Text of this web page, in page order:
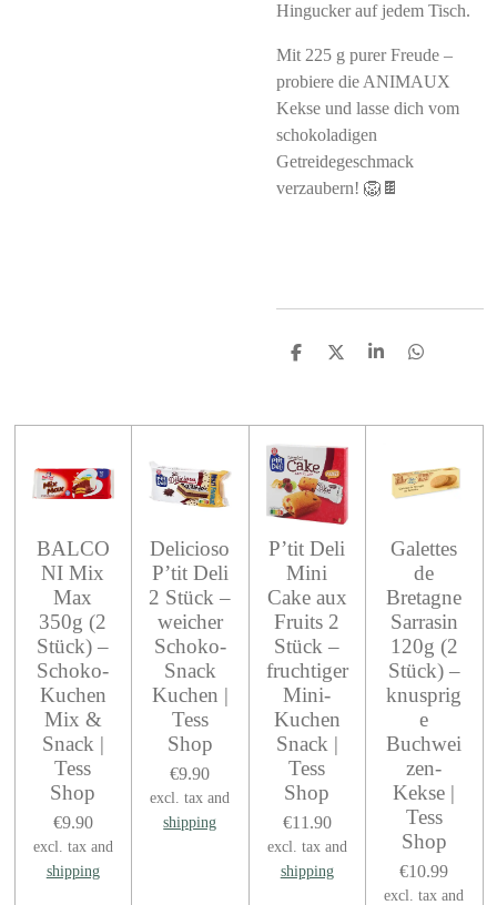
Hingucker auf jedem Tisch.
Mit 225 g purer Freude –
probiere die ANIMAUX
Kekse und lasse dich vom
schokoladigen
Getreidegeschmack
verzaubern! 🦁🍫
S
e
S
e
S
e
S
e
BALCO
NI Mix
Max
350g (2
Stück) –
Schoko-
Kuchen
Mix &
Snack |
Tess
Shop
€9.90
excl. tax and
shipping
Delicioso
P’tit Deli
2 Stück –
weicher
Schoko-
Snack
Kuchen |
Tess
Shop
€9.90
excl. tax and
shipping
P’tit Deli
Mini
Cake aux
Fruits 2
Stück –
fruchtiger
Mini-
Kuchen
Snack |
Tess
Shop
€11.90
excl. tax and
shipping
Galettes
de
Bretagne
Sarrasin
120g (2
Stück) –
knusprig
e
Buchwei
zen-
Kekse |
Tess
Shop
€10.99
excl. tax and